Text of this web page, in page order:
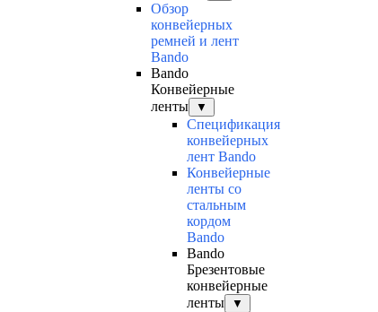
Обзор
конвейерных
ремней и лент
Bando
Bando
Конвейерные
ленты
▼
Спецификация
конвейерных
лент Bando
Конвейерные
ленты со
стальным
кордом
Bando
Bando
Брезентовые
конвейерные
ленты
▼